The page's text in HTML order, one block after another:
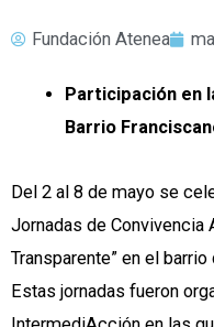
Fundación Atenea
Participación en
Barrio
Del 2 al 8 de mayo se
Jornadas de Convivencia
Transparente” en el
Estas jornadas fueron